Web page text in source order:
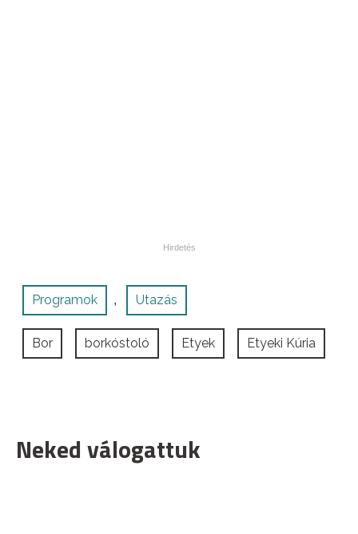
Programok , Utazás
Bor borkóstoló Etyek Etyeki Kúria
Neked válogattuk